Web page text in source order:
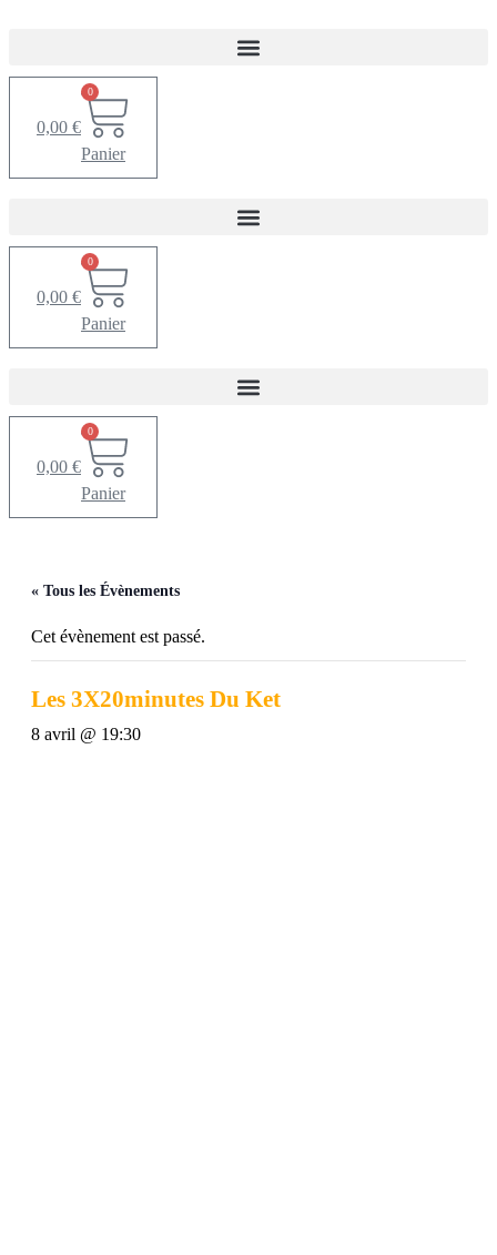
0,00 €
0
Panier
0,00 €
0
Panier
0,00 €
0
Panier
« Tous les Évènements
Cet évènement est passé.
Les 3X20minutes Du Ket
8 avril @ 19:30